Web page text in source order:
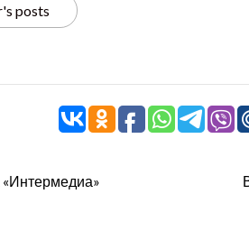
posts
«Интермедиа»